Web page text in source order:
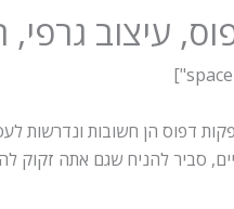
עיצוב
דפוס הן חשובות ונדרשות
סביר להניח שגם אתה זקוק